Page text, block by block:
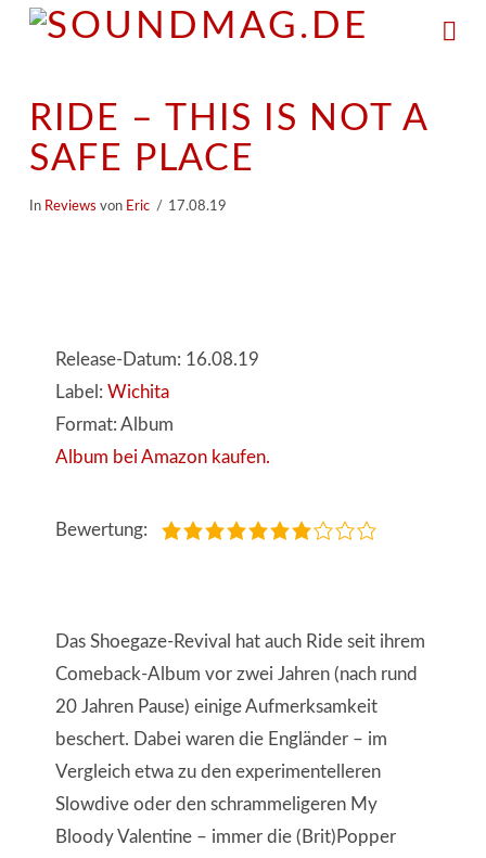
RIDE – THIS IS NOT A
SAFE PLACE
In Reviews von Eric 17.08.19
Release-Datum: 16.08.19
Label: Wichita
Format: Album
Album bei Amazon kaufen.
Bewertung:
Das Shoegaze-Revival hat auch Ride seit ihrem
Comeback-Album vor zwei Jahren (nach rund
20 Jahren Pause) einige Aufmerksamkeit
beschert. Dabei waren die Engländer – im
Vergleich etwa zu den experimentelleren
Slowdive oder den schrammeligeren My
Bloody Valentine – immer die (Brit)Popper